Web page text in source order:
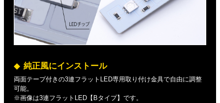
純正風にインストール
両面テープ付きの3連フラットLED専用取り付け金具で自由に調整
可能。
※画像は3連フラットLED【Bタイプ】です。